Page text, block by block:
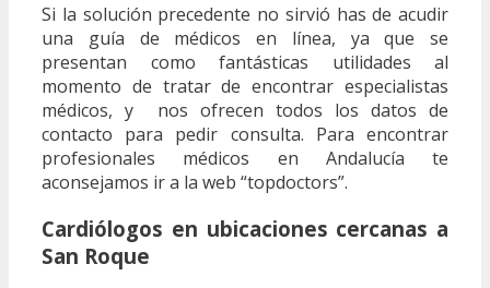
Si la solución precedente no sirvió has de acudir
una guía de médicos en línea, ya que se
presentan como fantásticas utilidades al
momento de tratar de encontrar especialistas
médicos, y nos ofrecen todos los datos de
contacto para pedir consulta. Para encontrar
profesionales médicos en Andalucía te
aconsejamos ir a la web “topdoctors”.
Cardiólogos en ubicaciones cercanas a
San Roque